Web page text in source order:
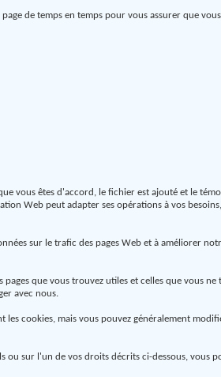
de temps en temps pour vous assurer que
vous êtes d'accord, le fichier est ajouté et le
Web peut adapter ses opérations à vos
sur le trafic des pages Web et à améliorer
que vous trouvez utiles et celles que vous
avec nous.
cookies, mais vous pouvez généralement
sur l'un de vos droits décrits ci-dessous, vous